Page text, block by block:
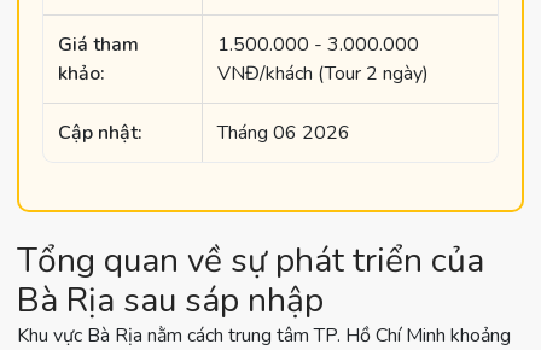
Giá tham
khảo:
1.500.000 - 3.000.000
VNĐ/khách (Tour 2 ngày)
Cập nhật: Tháng 06 2026
Tổng quan về sự phát triển của
Bà Rịa sau sáp nhập
Khu vực Bà Rịa nằm cách trung tâm TP. Hồ Chí Minh khoảng